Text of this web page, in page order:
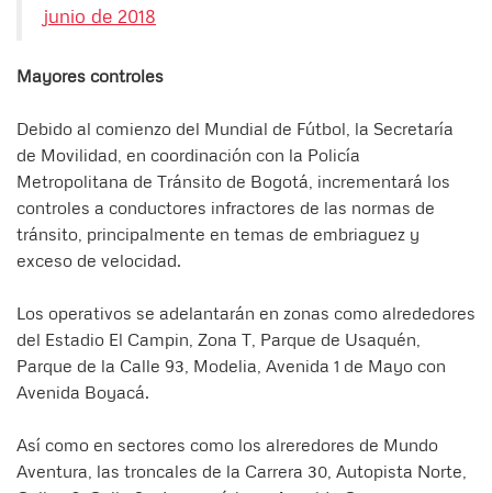
junio de 2018
Mayores controles
Debido al comienzo del Mundial de Fútbol, la Secretaría
de Movilidad, en coordinación con la Policía
Metropolitana de Tránsito de Bogotá, incrementará los
controles a conductores infractores de las normas de
tránsito, principalmente en temas de embriaguez y
exceso de velocidad.
Los operativos se adelantarán en zonas como alrededores
del Estadio El Campin, Zona T, Parque de Usaquén,
Parque de la Calle 93, Modelia, Avenida 1 de Mayo con
Avenida Boyacá.
Así como en sectores como los alreredores de Mundo
Aventura, las troncales de la Carrera 30, Autopista Norte,